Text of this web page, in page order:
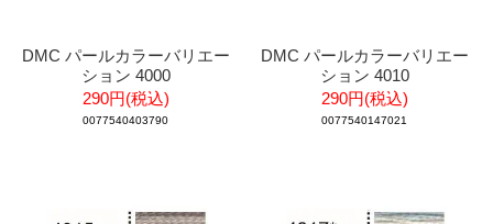
DMC パールカラーバリエー
ション 4000
290円(税込)
0077540403790
DMC パールカラーバリエー
ション 4010
290円(税込)
0077540147021